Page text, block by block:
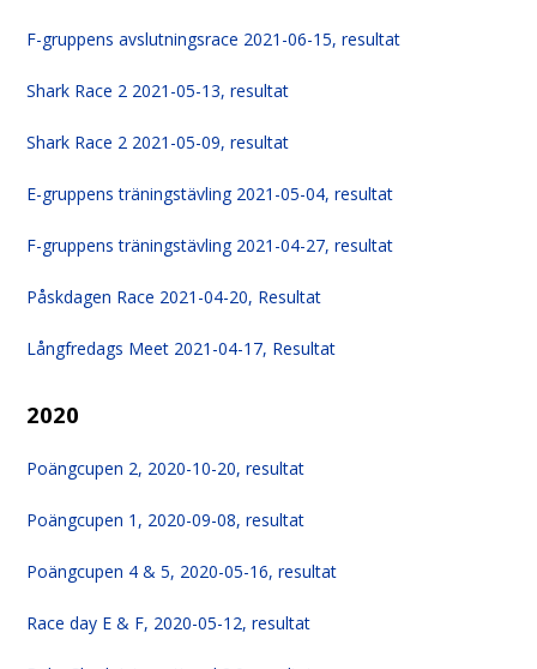
F-gruppens avslutningsrace 2021-06-15, resultat
Shark Race 2 2021-05-13, resultat
Shark Race 2 2021-05-09, resultat
E-gruppens träningstävling 2021-05-04, resultat
F-gruppens träningstävling 2021-04-27, resultat
Påskdagen Race 2021-04-20, Resultat
Långfredags Meet 2021-04-17, Resultat
2020
Poängcupen 2, 2020-10-20, resultat
Poängcupen 1, 2020-09-08, resultat
Poängcupen 4 & 5, 2020-05-16, resultat
Race day E & F, 2020-05-12, resultat